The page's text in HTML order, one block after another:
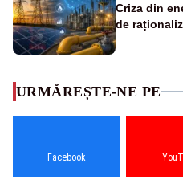
Criza din
de
URMĂREȘTE-NE PE
Facebook